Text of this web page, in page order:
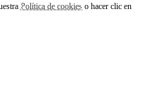
del pedido en el punto de
transporte y oferta
Política de cookieso hacer clic en